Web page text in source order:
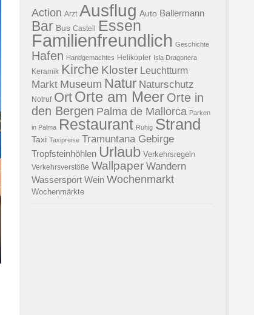
Action Arzt Ausflug Auto Ballermann
Bar Bus Castell Essen
Familienfreundlich Geschichte
Hafen Handgemachtes Helikopter Isla Dragonera
Keramik Kirche Kloster Leuchtturm
Markt Museum Natur Naturschutz
Notruf Ort Orte am Meer Orte in
den Bergen Palma de Mallorca Parken
in Palma Restaurant Ruhig Strand
Taxi Taxipreise Tramuntana Gebirge
Tropfsteinhöhlen Urlaub Verkehrsregeln
Verkehrsverstöße Wallpaper Wandern
Wassersport Wein Wochenmarkt
Wochenmärkte